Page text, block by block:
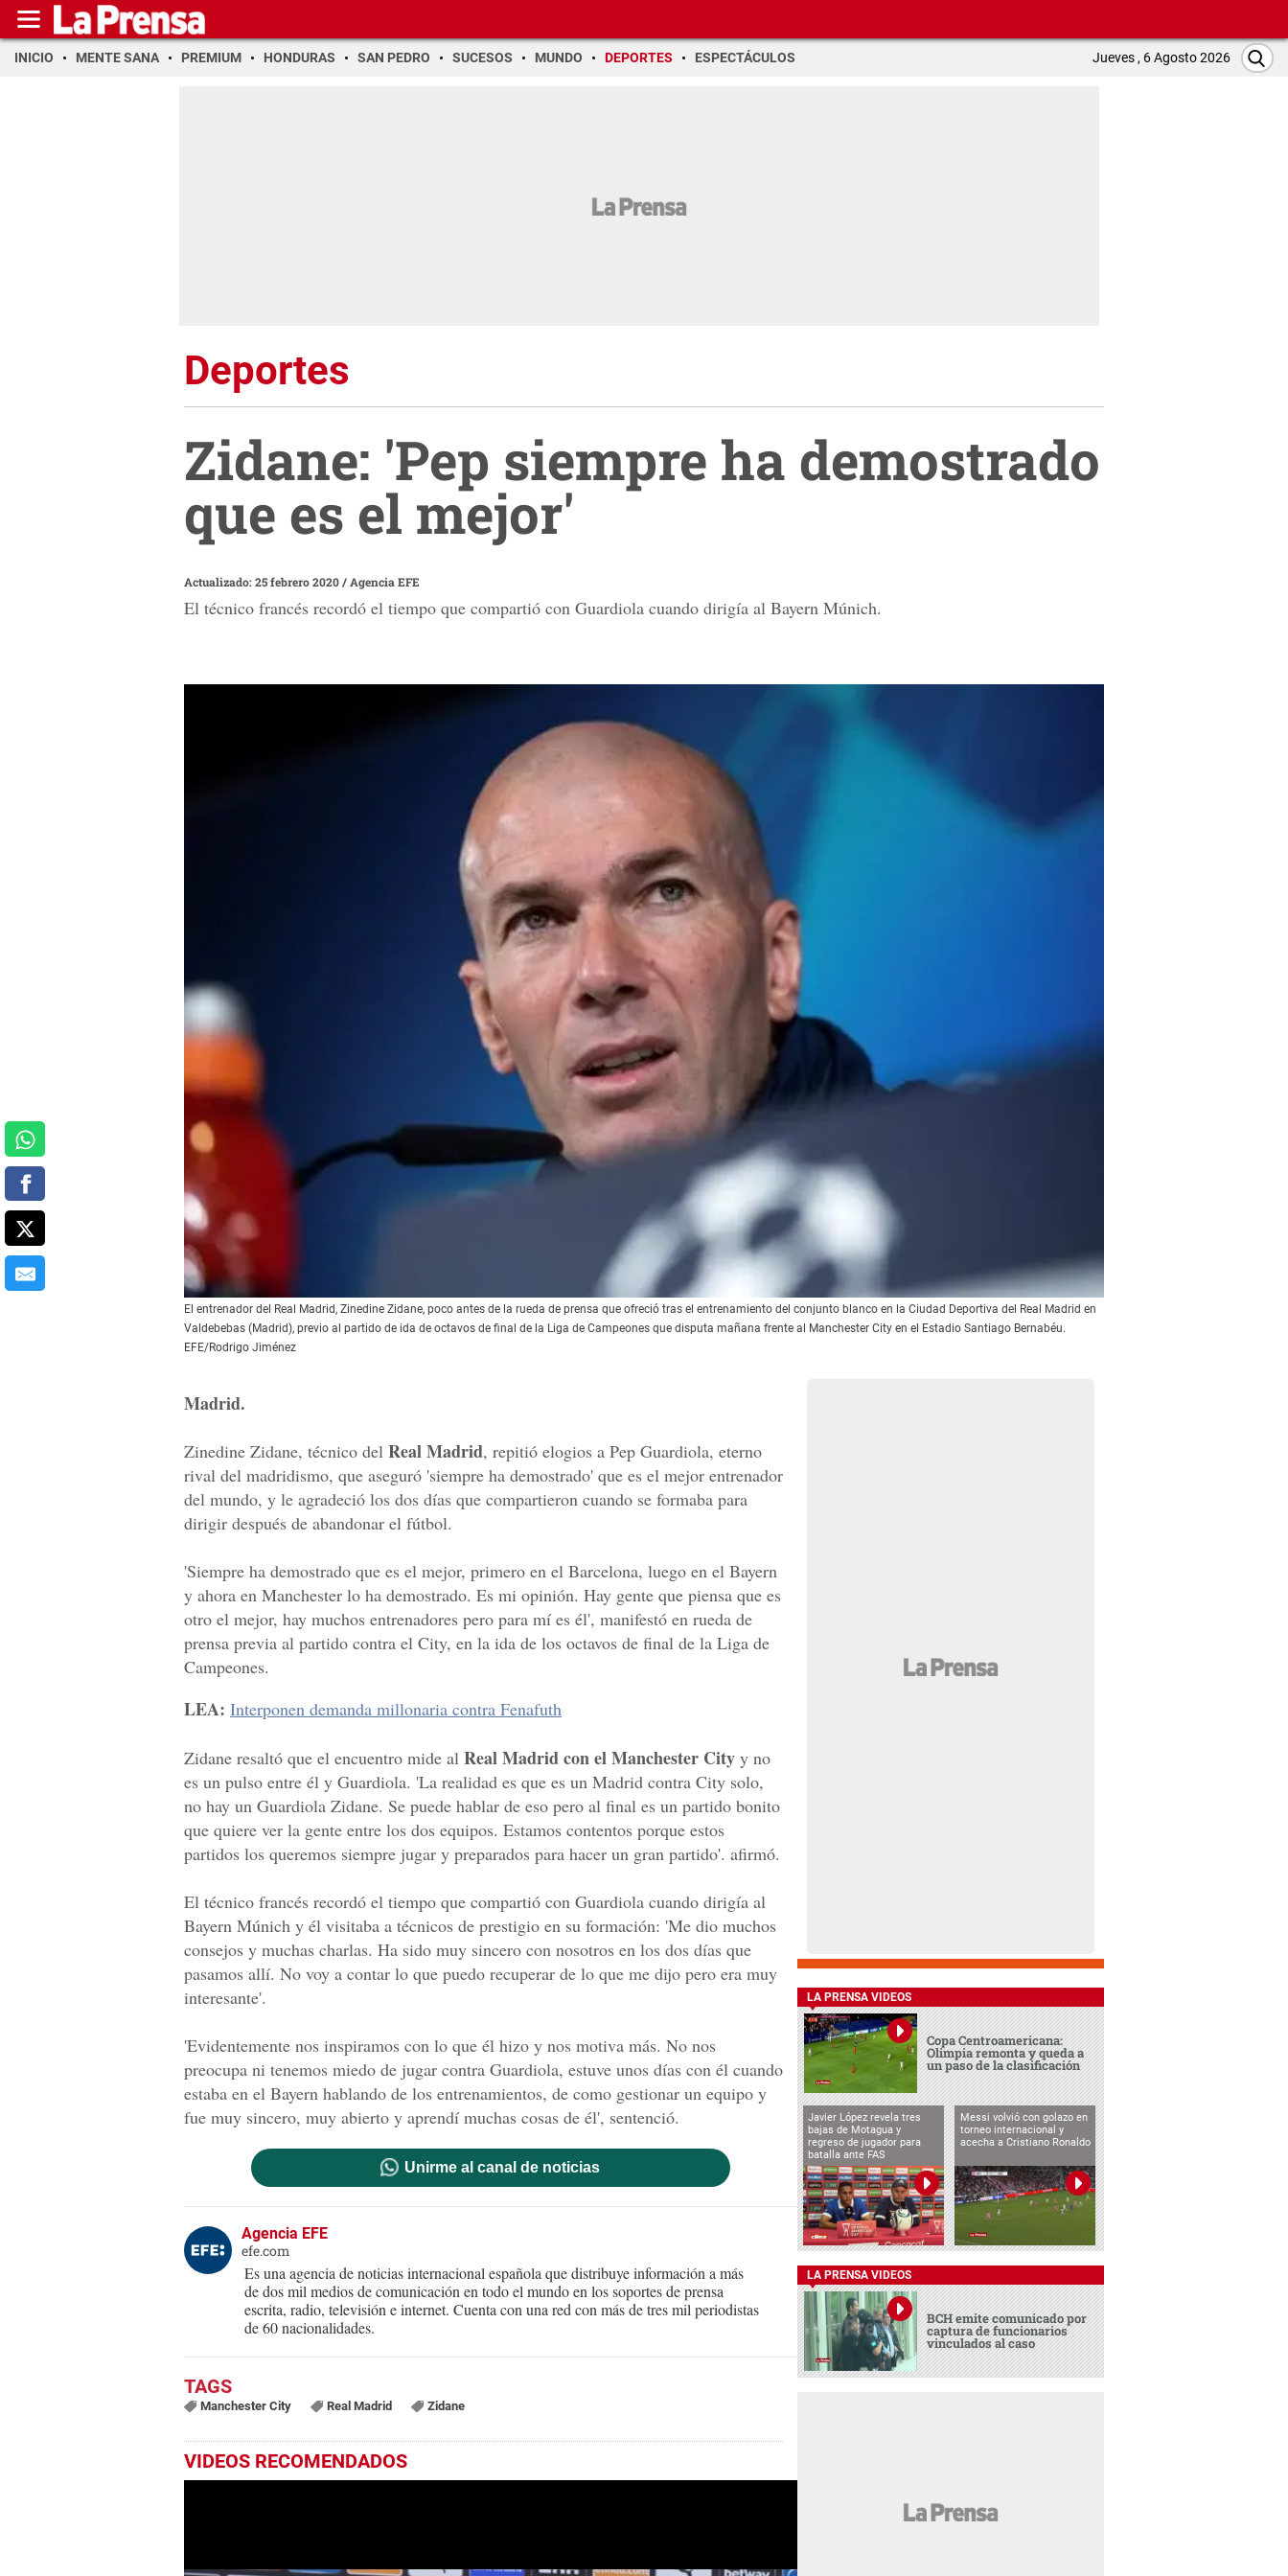
INICIO MENTE SANA PREMIUM HONDURAS SAN PEDRO SUCESOS MUNDO DEPORTES ESPECTÁCULOS Jueves , 6 Agosto 2026
Deportes
Zidane: 'Pep siempre ha demostrado
que es el mejor'
Actualizado: 25 febrero 2020/ Agencia EFE
El técnico francés recordó el tiempo que compartió con Guardiola cuando dirigía al Bayern Múnich.
El entrenador del Real Madrid, Zinedine Zidane, poco antes de la rueda de prensa que ofreció tras el entrenamiento del conjunto blanco en la Ciudad Deportiva del Real Madrid en
Valdebebas (Madrid), previo al partido de ida de octavos de final de la Liga de Campeones que disputa mañana frente al Manchester City en el Estadio Santiago Bernabéu.
EFE/Rodrigo Jiménez
Madrid.
Zinedine Zidane, técnico del Real Madrid, repitió elogios a Pep Guardiola, eterno
rival del madridismo, que aseguró 'siempre ha demostrado' que es el mejor entrenador
del mundo, y le agradeció los dos días que compartieron cuando se formaba para
dirigir después de abandonar el fútbol.
'Siempre ha demostrado que es el mejor, primero en el Barcelona, luego en el Bayern
y ahora en Manchester lo ha demostrado. Es mi opinión. Hay gente que piensa que es
otro el mejor, hay muchos entrenadores pero para mí es él', manifestó en rueda de
prensa previa al partido contra el City, en la ida de los octavos de final de la Liga de
Campeones.
LEA: Interponen demanda millonaria contra Fenafuth
Zidane resaltó que el encuentro mide al Real Madrid con el Manchester City y no
es un pulso entre él y Guardiola. 'La realidad es que es un Madrid contra City solo,
no hay un Guardiola Zidane. Se puede hablar de eso pero al final es un partido bonito
que quiere ver la gente entre los dos equipos. Estamos contentos porque estos
partidos los queremos siempre jugar y preparados para hacer un gran partido'. afirmó.
El técnico francés recordó el tiempo que compartió con Guardiola cuando dirigía al
Bayern Múnich y él visitaba a técnicos de prestigio en su formación: 'Me dio muchos
consejos y muchas charlas. Ha sido muy sincero con nosotros en los dos días que
pasamos allí. No voy a contar lo que puedo recuperar de lo que me dijo pero era muy
interesante'.
'Evidentemente nos inspiramos con lo que él hizo y nos motiva más. No nos
preocupa ni tenemos miedo de jugar contra Guardiola, estuve unos días con él cuando
estaba en el Bayern hablando de los entrenamientos, de como gestionar un equipo y
fue muy sincero, muy abierto y aprendí muchas cosas de él', sentenció.
Unirme al canal de noticias
Agencia EFE
efe.com
Es una agencia de noticias internacional española que distribuye información a más
de dos mil medios de comunicación en todo el mundo en los soportes de prensa
escrita, radio, televisión e internet. Cuenta con una red con más de tres mil periodistas
de 60 nacionalidades.
Manchester City Real Madrid Zidane
VIDEOS RECOMENDADOS
LA PRENSA VIDEOS
Copa Centroamericana:
Olimpia remonta y queda a
un paso de la clasificación
Javier López revela tres
bajas de Motagua y
regreso de jugador para
batalla ante FAS
Messi volvió con golazo en
torneo internacional y
acecha a Cristiano Ronaldo
LA PRENSA VIDEOS
BCH emite comunicado por
captura de funcionarios
vinculados al caso